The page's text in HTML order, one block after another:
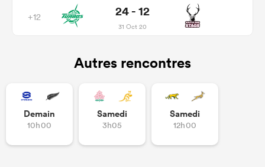
+12 24 - 12
31 Oct 20
Autres rencontres
Demain
10h00
Samedi
3h05
Samedi
12h00